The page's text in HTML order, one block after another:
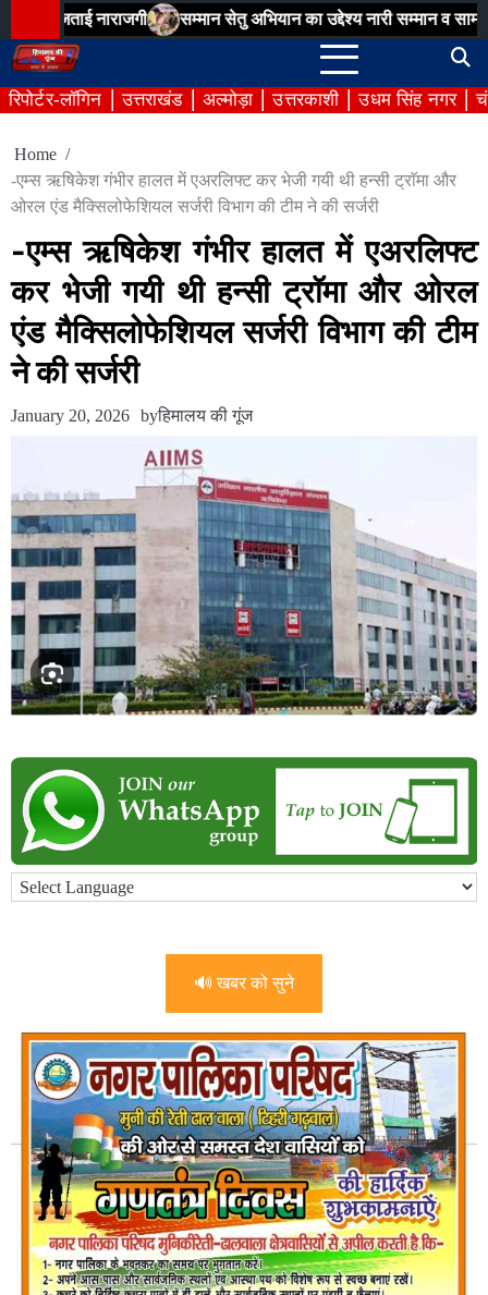
to
content
सम्मान सेतु अभियान का उद्देश्य नारी सम्मान व सामाजिक
रिपोर्टर-लॉगिन उत्तराखंड अल्मोड़ा उत्तरकाशी उधम सिंह नगर
Home
-एम्स ऋषिकेश गंभीर हालत में एअरलिफ्ट कर भेजी गयी थी हन्सी ट्राॅमा और
ओरल एंड मैक्सिलोफेशियल सर्जरी विभाग की टीम ने की सर्जरी
-एम्स ऋषिकेश गंभीर हालत में एअरलिफ्ट
कर भेजी गयी थी हन्सी ट्राॅमा और ओरल
एंड मैक्सिलोफेशियल सर्जरी विभाग की टीम
ने की सर्जरी
January 20, 2026 byहिमालय की गूंज
🔊 खबर को सुने